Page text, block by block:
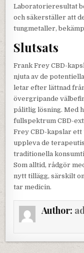
Laboratorieresultat
och säkerställer att
tungmetaller,
Slutsats
Frank Frey CBD-
njuta av de
letar efter lättnad
övergripande
pålitlig lösning. Med
fullspektrum CBD-
Frey CBD-kapslar
uppleva de
traditionella
Som alltid, rådgör
nytt tillägg, särskilt
tar medicin.
Author: